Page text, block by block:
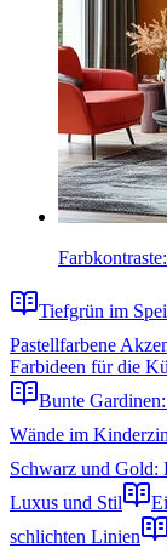
Tiefgrün im
Pastellfarbene
Farbideen für die
Bunte
Wände im
Schwarz und Gold:
Luxus und Stil
schlichten Linien